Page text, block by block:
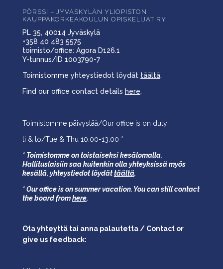
PÖRSSI – JYVÄSKYLÄN YLIOPISTON
KAUPPAKORKEAKOULUN OPISKELIJAT RY
PL 35, 40014 Jyväskylä
+358 40 483 5575
toimisto/office: Agora D126.1
Y-tunnus/ID 1003790-7
Toimistomme yhteystiedot löydät täältä.
Find our office contact details here.
Toimistomme päivystää/Our office is on duty:
ti & to/Tue & Thu 10.00-13.00 *
* Toimistomme on toistaiseksi kesälomalla.
Hallituslaisiin saa kuitenkin olla yhteyksissä myös
kesällä, yhteystiedot löydättäältä.
* Our office is on summer vacation. You can still contact
the board fromhere.
Ota yhteyttä tai anna palautetta / Contact or
give us feedback: